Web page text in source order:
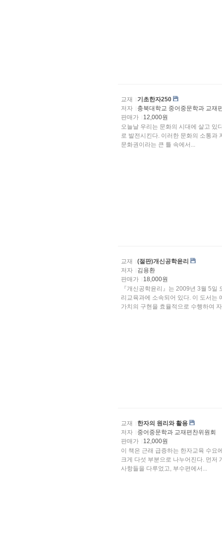
교재
기초한자250
저자
충북대학교 중어중문학과 교재
판매가
12,000원
오늘날 우리는 문화의 시대에 살고 있다. 문화는 상
로 발전시킨다. 이러한 문화의 소통과
문화권이라는 큰 틀 속에서...
교재
(절판)개신공학윤리
저자
김용환
판매가
18,000원
『개신공학윤리』는 2009년 3월 5일 도서출판 개신(충북대 출판부)에서 간행되었으며 저자는 윤
리교육과에 소속되어 있다. 이 도서는 예비공학자에
가치의 구현을 효율적으로 수행하여
교재
한자의 원리와 활용
저자
중어중문학과 교재편찬위원회
판매가
12,000원
이 책은 근래 급증하는 한자교육 수요에 맞추어 한자 학
크게 다섯 부분으로 나누어진다. 먼저
사항들을 다루었고, 부수편에서...